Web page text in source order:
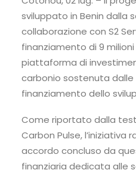
sviluppato in Benin dalla
collaborazione con S2
finanziamento di 9
piattaforma di
carbonio sostenuta
finanziamento dello
Come riportato dalla
Carbon Pulse, l’iniziativa
accordo concluso da
finanziaria dedicata alle